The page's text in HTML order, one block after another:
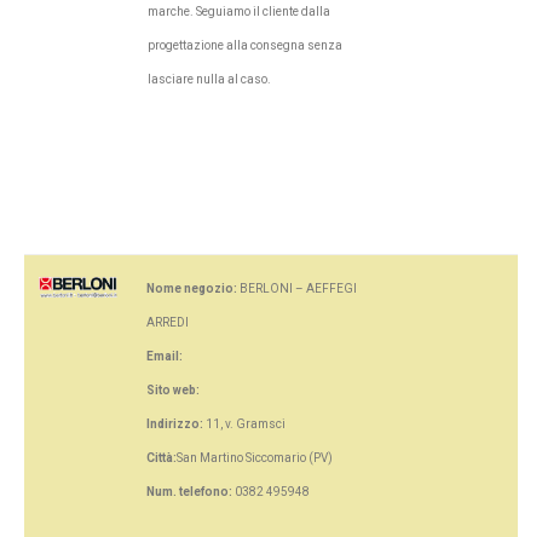
marche. Seguiamo il cliente dalla
progettazione alla consegna senza
lasciare nulla al caso.
Nome negozio: BERLONI – AEFFEGI
ARREDI
Email:
Sito web:
Indirizzo: 11, v. Gramsci
Città:San Martino Siccomario (PV)
Num. telefono: 0382 495948